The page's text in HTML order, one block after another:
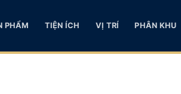
PHẨM TIỆN ÍCH VỊ TRÍ PHÂN KHU